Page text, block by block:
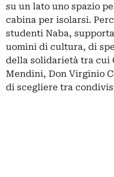
su un lato uno spazio
cabina per isolarsi.
studenti Naba,
uomini di cultura, di
della solidarietà tra cui
Mendini, Don Virginio
di scegliere tra